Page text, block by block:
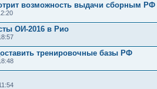
возможность выдачи сборным РФ
ОИ-2016 в Рио
тренировочные базы РФ